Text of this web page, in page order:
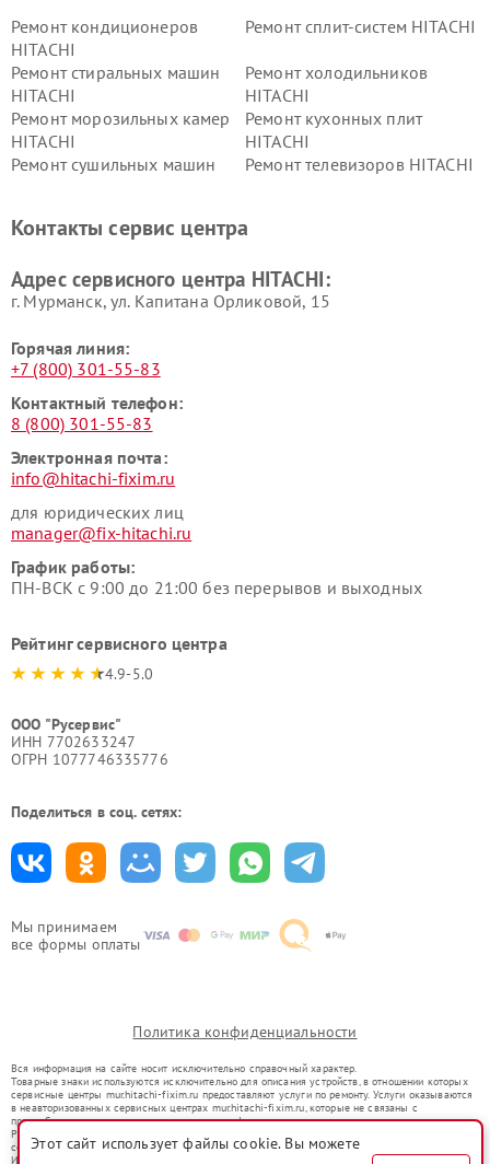
Мы принимаем
все формы оплаты
Ремонт кондиционеров
HITACHI
Ремонт сплит-систем HITACHI
Ремонт стиральных машин
HITACHI
Ремонт холодильников
HITACHI
Ремонт морозильных камер
HITACHI
Ремонт кухонных плит
HITACHI
Ремонт сушильных машин
Ремонт телевизоров HITACHI
данных HITACHI
HITACHI
HITACHI
HITACHI
Контакты сервис центра
Адрес сервисного центра HITACHI:
г. Мурманск, ул. Капитана Орликовой, 15
Горячая линия:
+7 (800) 301-55-83
Контактный телефон:
8 (800) 301-55-83
Электронная почта:
info@hitachi-fixim.ru
для юридических лиц
manager@fix-hitachi.ru
График работы:
ПН-ВСК с 9:00 до 21:00 без перерывов и выходных
Рейтинг сервисного центра
4.9-5.0
ООО "Русервис"
ИНН 7702633247
ОГРН 1077746335776
Поделиться в соц. сетях:
Политика конфиденциальности
Вся информация на сайте носит исключительно справочный характер.
Товарные знаки используются исключительно для описания устройств, в отношении которых
сервисные центры mur.hitachi-fixim.ru предоставляют услуги по ремонту. Услуги оказываются
в неавторизованных сервисных центрах mur.hitachi-fixim.ru, которые не связаны с
правообладателями товарных знаков или их официальными представителями.
Ремонт осуществляется для устройств, уже введенных в гражданский оборот в соответствии
со статьей 1487 ГК РФ.
Использование товарных знаков не преследует цели индивидуализации услуг или введения
Этот сайт использует файлы cookie. Вы можете